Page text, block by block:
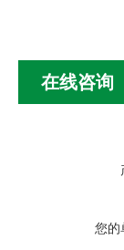
在线咨询
您的